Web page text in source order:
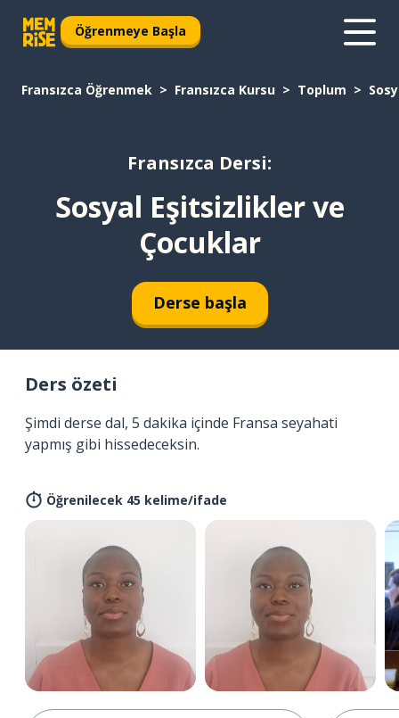
Öğrenmeye Başla
Fransızca Öğrenmek Fransızca Kursu Toplum
Fransızca Dersi:
Sosyal Eşitsizlikler ve
Çocuklar
Derse başla
Ders özeti
Şimdi derse dal, 5 dakika içinde Fransa seyahati
yapmış gibi hissedeceksin.
Öğrenilecek 45 kelime/ifade